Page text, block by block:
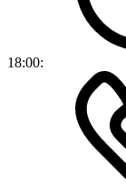
18:00: